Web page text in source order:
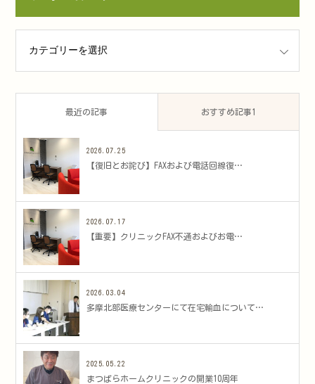
最近の記事 おすすめ記事1
2026.07.25
​【復旧とお詫び】FAXおよび電話回線復…
2026.07.17
​【重要】クリニックFAX不通およびお電…
2026.03.04
多摩北部医療センターにて在宅輸血について…
2025.05.22
まつばらホームクリニックの開業10周年